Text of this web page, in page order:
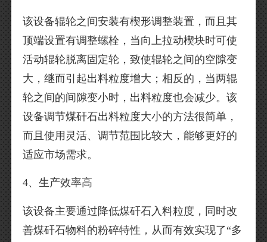
该设备辊轮之间安装有楔形调整装置，而且其
顶端设置有调整螺栓，当向上拉动楔块时可使
活动辊轮脱离固定轮，致使辊轮之间的空隙变
大，继而引起出料粒度增大；相反的，当两辊
轮之间的间隙变小时，出料粒度也会减少。该
设备调节煤矸石出料粒度大小的方法很简单，
而且使用灵活、调节范围比较大，能够更好的
适应市场需求。
4、生产效率高
该设备主要通过降低煤矸石入料粒度，同时改
善煤矸石物料的粉碎特性，从而有效实现了“多